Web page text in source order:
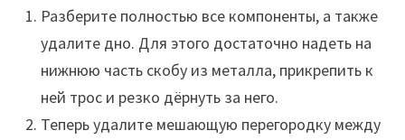
Разберите полностью все компоненты, а также
удалите дно. Для этого достаточно надеть на
нижнюю часть скобу из металла, прикрепить к
ней трос и резко дёрнуть за него.
Теперь удалите мешающую перегородку между